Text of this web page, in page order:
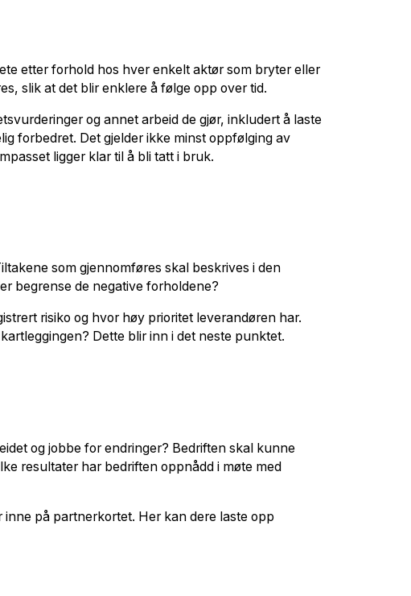
etter forhold hos hver enkelt aktør som bryter eller
slik at det blir enklere å følge opp over tid.
og annet arbeid de gjør, inkludert å laste
forbedret. Det gjelder ikke minst oppfølging av
ligger klar til å bli tatt i bruk.
som gjennomføres skal beskrives i den
begrense de negative forholdene?
risiko og hvor høy prioritet leverandøren har.
Dette blir inn i det neste punktet.
og jobbe for endringer? Bedriften skal kunne
resultater har bedriften oppnådd i møte med
på partnerkortet. Her kan dere laste opp